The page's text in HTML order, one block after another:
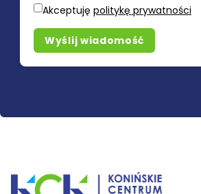
Akceptuję politykę prywatności
Wyślij wiadomość